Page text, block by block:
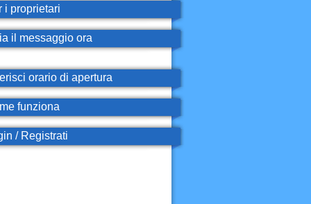
i proprietari
il messaggio ora
orario di apertura
funziona
/ Registrati